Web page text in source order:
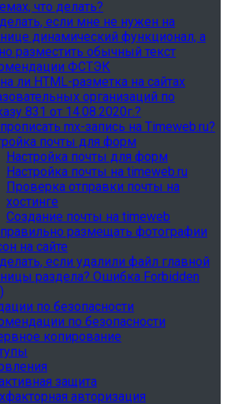
что делать?
если мне не нужен на
динамический функционал, а
разместить обычный текст
ФСТЭК
ли HTML-разметка на сайтах
организаций по
831 от 14.08.2020г.?
mx-запись на Timeweb.ru?
почты для форм
Настройка почты для форм
Настройка почты на timeweb.ru
Проверка отправки почты на
хостинге
Создание почты на timeweb
размещать фотографии
на сайте
если удалили файл главной
раздела? Ошибка Forbidden
по безопасности
по безопасности
копирование
защита
авторизация